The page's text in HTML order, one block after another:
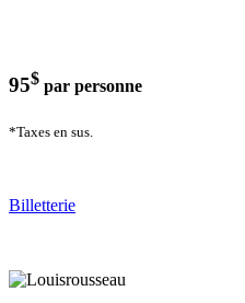
95$ par personne
*Taxes en sus.
Billetterie